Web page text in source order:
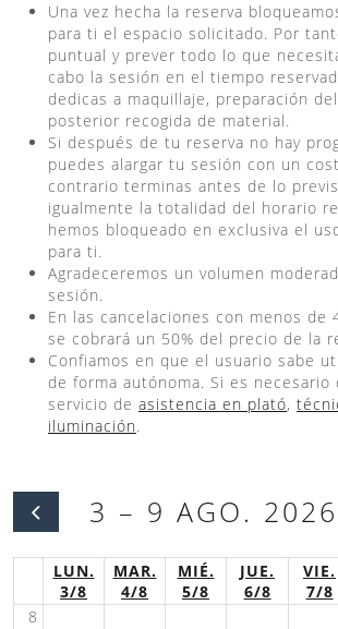
Una vez hecha la reserva
para ti el espacio solicitado. Por
puntual y prever todo lo que
cabo la sesión en el tiempo
dedicas a maquillaje, preparación
posterior recogida de material.
Si después de tu reserva no hay
puedes alargar tu sesión con un
contrario terminas antes de lo
igualmente la totalidad del horario
hemos bloqueado en exclusiva el
para ti.
Agradeceremos un volumen
sesión.
En las cancelaciones con menos de
se cobrará un 50% del precio de la
Confiamos en que el usuario sabe
de forma autónoma. Si es necesario
servicio de asistencia en plató,
iluminación.
3 – 9 AGO. 2026
LUN.
3/8
MAR.
4/8
MIÉ.
5/8
JUE.
6/8
VIE.
7/8
8